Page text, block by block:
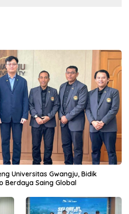
Universitas Gwangju, Bidik
Berdaya Saing Global